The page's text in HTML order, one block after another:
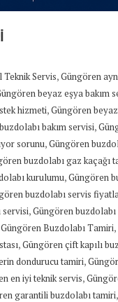
Servis,Güngören
beyaz eşya bakım
hizmeti,Güngören
bakım servisi,
sorunu,Güngören
buzdolabı gaz kaçağı
kurulumu,Güngören
buzdolabı servis
servisi,Güngören buzdolabı
Güngören Buzdolabı Tamiri,
,Güngören çift kapılı
dondurucu tamiri,
en iyi teknik servis,
garantili buzdolabı tamiri,